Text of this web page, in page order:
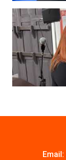
Email: